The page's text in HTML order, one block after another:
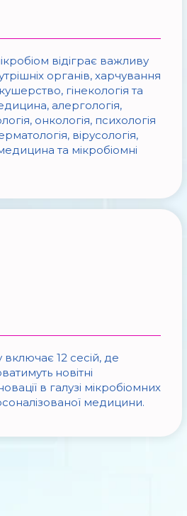
відіграє важливу
органів, харчування
гінекологія та
алергологія,
онкологія, психологія
вірусологія,
та мікробіомні
12 сесій, де
новітні
в галузі мікробіомних
медицини.